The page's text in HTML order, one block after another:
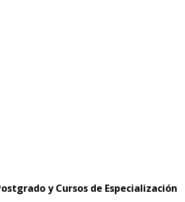
y Cursos de Especialización